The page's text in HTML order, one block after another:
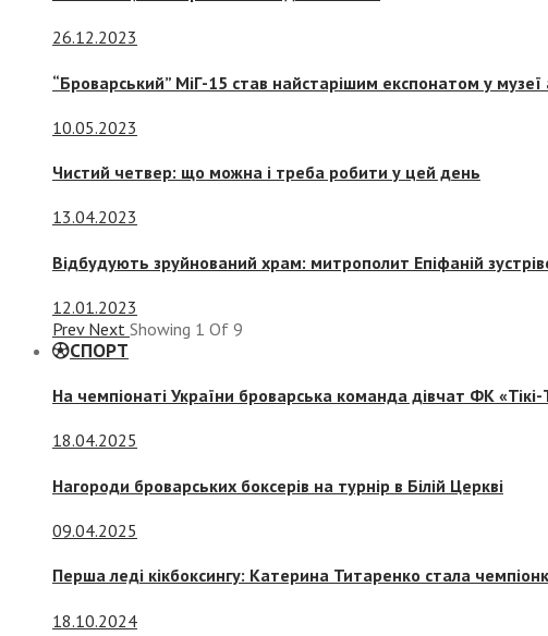
26.12.2023
“Броварський” МіГ-15 став найстарішим експонатом у музеї
10.05.2023
Чистий четвер: що можна і треба робити у цей день
13.04.2023
Відбудують зруйнований храм: митрополит Епіфаній
12.01.2023
Prev Next Showing 1 Of 9
СПОРТ
На чемпіонаті України броварська команда дівчат ФК
18.04.2025
Нагороди броварських боксерів на турнір в Білій Церкві
09.04.2025
Перша леді кікбоксингу: Катерина Титаренко стала
18.10.2024